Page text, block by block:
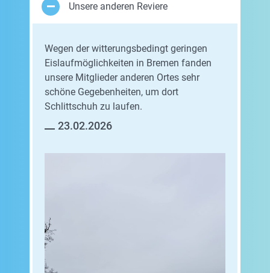
Unsere anderen Reviere
Wegen der witterungsbedingt geringen
Eislaufmöglichkeiten in Bremen fanden
unsere Mitglieder anderen Ortes sehr
schöne Gegebenheiten, um dort
Schlittschuh zu laufen.
23.02.2026